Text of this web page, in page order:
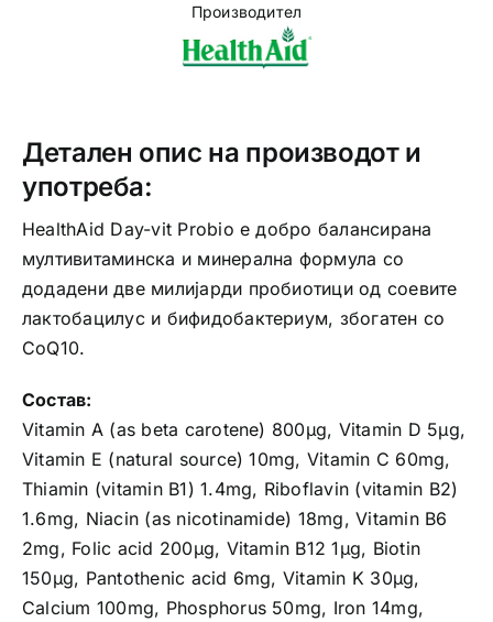
Производител
Детален опис на производот и
употреба:
HealthAid Day-vit Probio е добро балансирана
мултивитаминска и минерална формула со
додадени две милијарди пробиотици од соевите
лактобацилус и бифидобактериум, збогатен со
CoQ10.
Состав:
Vitamin A (as beta carotene) 800μg, Vitamin D 5μg,
Vitamin E (natural source) 10mg, Vitamin C 60mg,
Thiamin (vitamin B1) 1.4mg, Riboflavin (vitamin B2)
1.6mg, Niacin (as nicotinamide) 18mg, Vitamin B6
2mg, Folic acid 200μg, Vitamin B12 1μg, Biotin
150μg, Pantothenic acid 6mg, Vitamin K 30μg,
Calcium 100mg, Phosphorus 50mg, Iron 14mg,